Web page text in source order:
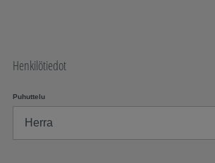
Henkilötiedot
Puhuttelu